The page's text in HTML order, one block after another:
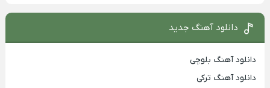
دانلود آهنگ جدید
دانلود آهنگ بلوچی
دانلود آهنگ ترکی